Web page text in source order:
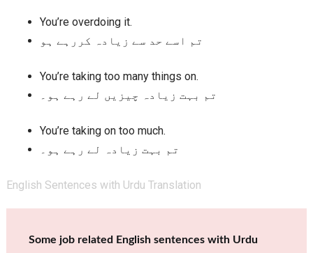
You’re overdoing it.
تم اسے حد سے زیادہ کررہے ہو
You’re taking too many things on.
تم بہت زیادہ چیزیں لے رہے ہو۔
You’re taking on too much.
تم بہت زیادہ لے رہے ہو۔
English Sentences with Urdu Translation
Some job related English sentences with Urdu